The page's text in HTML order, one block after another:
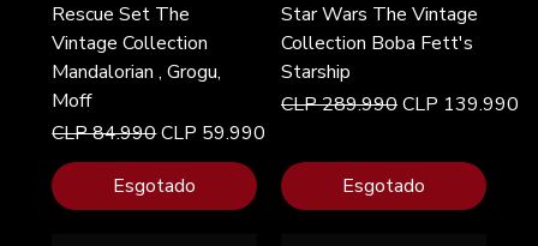
Rescue Set The
Vintage Collection
Mandalorian , Grogu,
Moff
Preço normal
CLP 84.990Preço promocional
CLP 59.990
Esgotado
Star Wars The Vintage
Collection Boba Fett's
Starship
Preço normal
CLP 289.990Preço
CLP 139.990
Esgotado